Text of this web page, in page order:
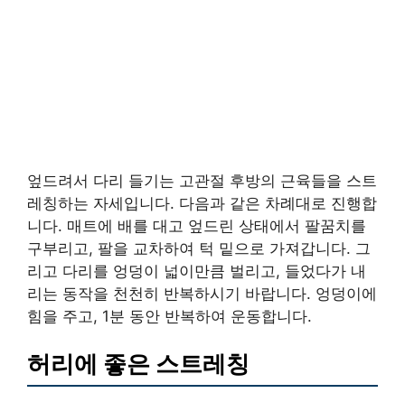
엎드려서 다리 들기는 고관절 후방의 근육들을 스트
레칭하는 자세입니다. 다음과 같은 차례대로 진행합
니다. 매트에 배를 대고 엎드린 상태에서 팔꿈치를
구부리고, 팔을 교차하여 턱 밑으로 가져갑니다. 그
리고 다리를 엉덩이 넓이만큼 벌리고, 들었다가 내
리는 동작을 천천히 반복하시기 바랍니다. 엉덩이에
힘을 주고, 1분 동안 반복하여 운동합니다.
허리에 좋은 스트레칭